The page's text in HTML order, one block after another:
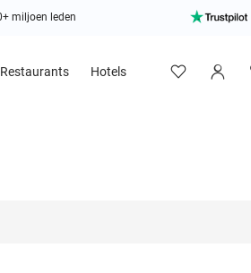
miljoen leden
Restaurants Hotels